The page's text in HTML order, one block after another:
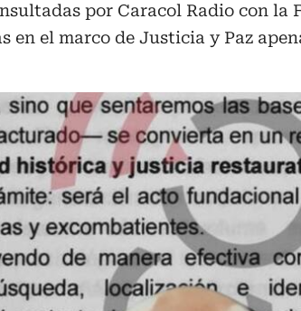
por Caracol Radio con la
en el marco de Justicia y Paz